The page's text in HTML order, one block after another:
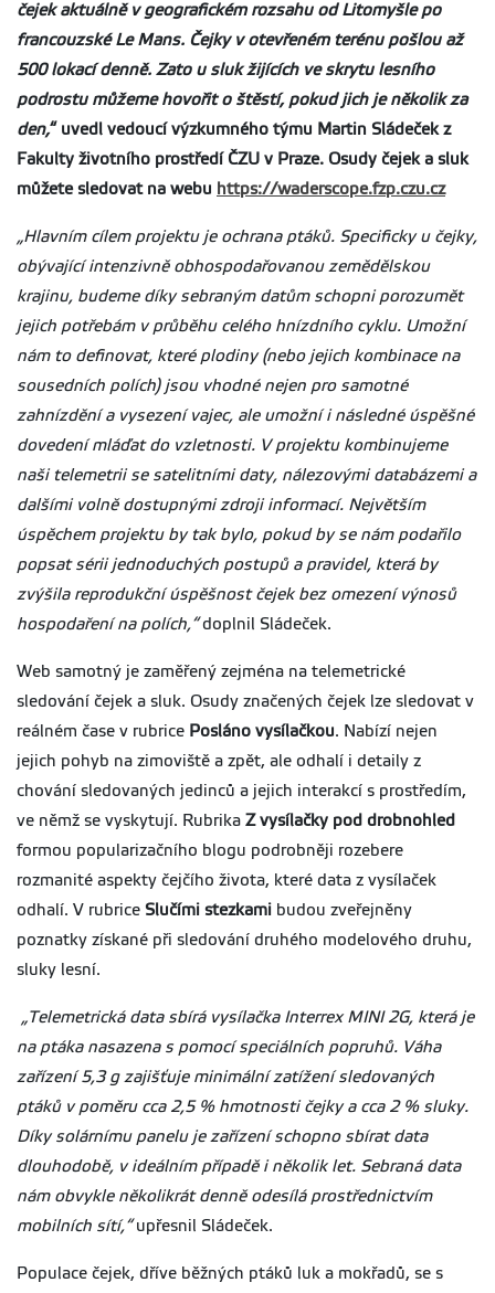
čejek aktuálně v geografickém rozsahu od Litomyšle po
francouzské Le Mans. Čejky v otevřeném terénu pošlou až
500 lokací denně. Zato u sluk žijících ve skrytu lesního
podrostu můžeme hovořit o štěstí, pokud jich je několik za
den,“ uvedl vedoucí výzkumného týmu Martin Sládeček z
Fakulty životního prostředí ČZU v Praze. Osudy čejek a sluk
můžete sledovat na webu https://waderscope.fzp.czu.cz
„Hlavním cílem projektu je ochrana ptáků. Specificky u čejky,
obývající intenzivně obhospodařovanou zemědělskou
krajinu, budeme díky sebraným datům schopni porozumět
jejich potřebám v průběhu celého hnízdního cyklu. Umožní
nám to definovat, které plodiny (nebo jejich kombinace na
sousedních polích) jsou vhodné nejen pro samotné
zahnízdění a vysezení vajec, ale umožní i následné úspěšné
dovedení mláďat do vzletnosti. V projektu kombinujeme
naši telemetrii se satelitními daty, nálezovými databázemi a
dalšími volně dostupnými zdroji informací. Největším
úspěchem projektu by tak bylo, pokud by se nám podařilo
popsat sérii jednoduchých postupů a pravidel, která by
zvýšila reprodukční úspěšnost čejek bez omezení výnosů
hospodaření na polích,“doplnil Sládeček.
Web samotný je zaměřený zejména na telemetrické
sledování čejek a sluk. Osudy značených čejek lze sledovat v
reálném čase v rubrice Posláno vysílačkou. Nabízí nejen
jejich pohyb na zimoviště a zpět, ale odhalí i detaily z
chování sledovaných jedinců a jejich interakcí s prostředím,
ve němž se vyskytují. Rubrika Z vysílačky pod drobnohled
formou popularizačního blogu podrobněji rozebere
rozmanité aspekty čejčího života, které data z vysílaček
odhalí. V rubrice Slučími stezkami budou zveřejněny
poznatky získané při sledování druhého modelového druhu,
sluky lesní.
„Telemetrická data sbírá vysílačka Interrex MINI 2G, která je
na ptáka nasazena s pomocí speciálních popruhů. Váha
zařízení 5,3 g zajišťuje minimální zatížení sledovaných
ptáků v poměru cca 2,5 % hmotnosti čejky a cca 2 % sluky.
Díky solárnímu panelu je zařízení schopno sbírat data
dlouhodobě, v ideálním případě i několik let. Sebraná data
nám obvykle několikrát denně odesílá prostřednictvím
mobilních sítí,“upřesnil Sládeček.
Populace čejek, dříve běžných ptáků luk a mokřadů, se s